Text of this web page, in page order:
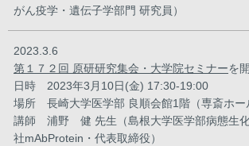
がん疫学・遺伝子学部門 研究員）
2023.3.6
第１７２回 原研研究集会・大学院セミナーを
日時 2023年3月10日(金) 17:30-19:00
場所 長崎大学医学部 良順会館1階（専斎ホー
講師 浦野 健 先生（島根大学医学部病態生
社mAbProtein・代表取締役）